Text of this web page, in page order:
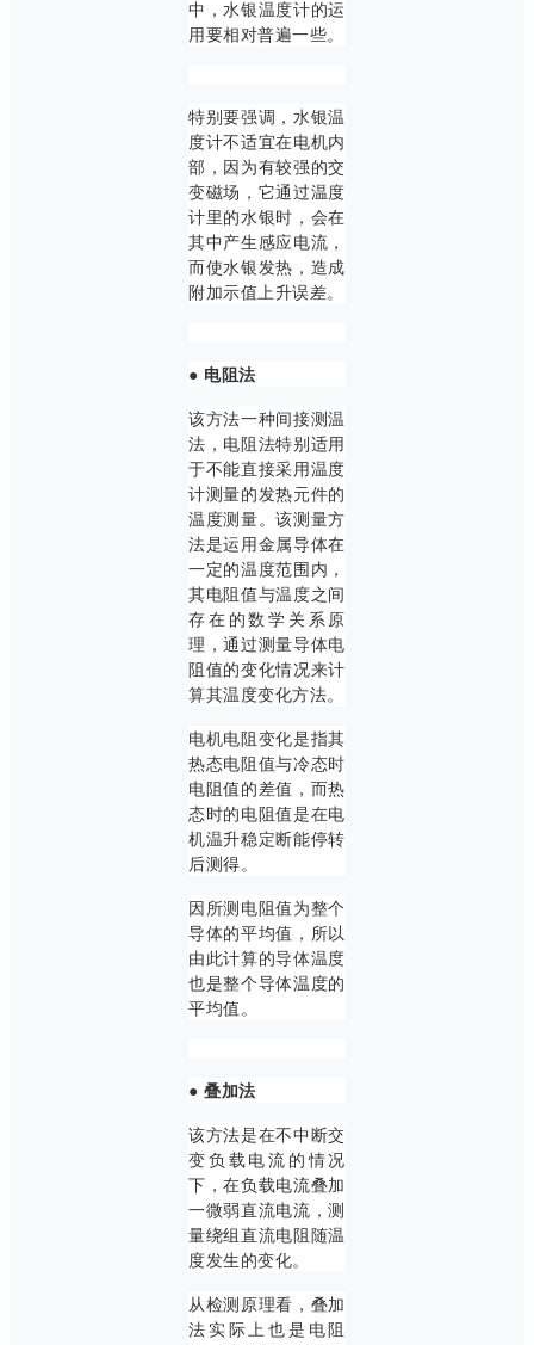
中，水银温度计的运
用要相对普遍一些。
特别要强调，水银温
度计不适宜在电机内
部，因为有较强的交
变磁场，它通过温度
计里的水银时，会在
其中产生感应电流，
而使水银发热，造成
附加示值上升误差。
● 电阻法
该方法一种间接测温
法，电阻法特别适用
于不能直接采用温度
计测量的发热元件的
温度测量。该测量方
法是运用金属导体在
一定的温度范围内，
其电阻值与温度之间
存在的数学关系原
理，通过测量导体电
阻值的变化情况来计
算其温度变化方法。
电机电阻变化是指其
热态电阻值与冷态时
电阻值的差值，而热
态时的电阻值是在电
机温升稳定断能停转
后测得。
因所测电阻值为整个
导体的平均值，所以
由此计算的导体温度
也是整个导体温度的
平均值。
● 叠加法
该方法是在不中断交
变负载电流的情况
下，在负载电流叠加
一微弱直流电流，测
量绕组直流电阻随温
度发生的变化。
从检测原理看，叠加
法实际上也是电阻